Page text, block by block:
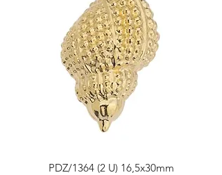
PDZ/1364 (2 U) 16,5x30mm